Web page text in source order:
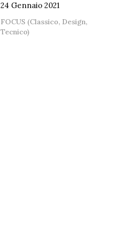
24 Gennaio 2021
FOCUS (Classico, Design,
Tecnico)